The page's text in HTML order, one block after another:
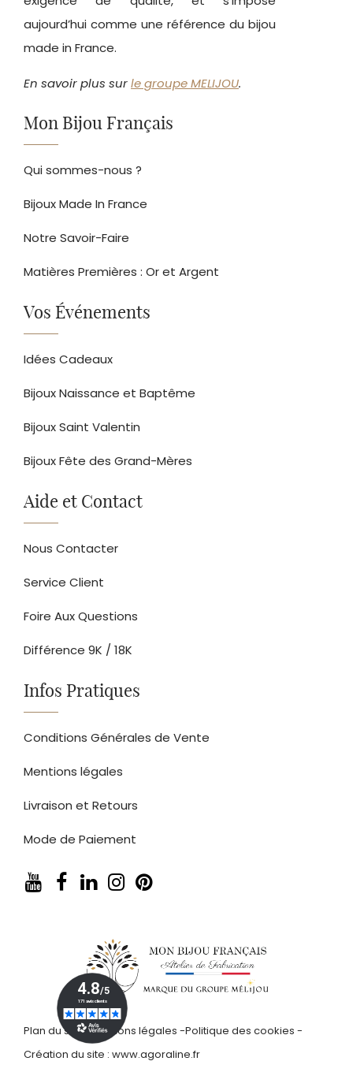
aujourd’hui comme une référence du bijou
made in France.
En savoir plus surle groupe MELIJOU.
Mon Bijou Français
Qui sommes-nous ?
Bijoux Made In France
Notre Savoir-Faire
Matières Premières : Or et Argent
Vos Événements
Idées Cadeaux
Bijoux Naissance et Baptême
Bijoux Saint Valentin
Bijoux Fête des Grand-Mères
Aide et Contact
Nous Contacter
Service Client
Foire Aux Questions
Différence 9K / 18K
Infos Pratiques
Conditions Générales de Vente
Mentions légales
Livraison et Retours
Mode de Paiement
Plan du site-Mentions légales -Politique des cookies -
Création du site : www.agoraline.fr